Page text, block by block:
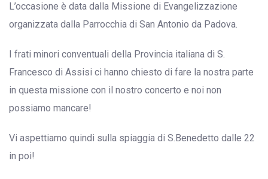
L’occasione è data dalla Missione di Evangelizzazione
organizzata dalla Parrocchia di San Antonio da Padova.
I frati minori conventuali della Provincia italiana di S.
Francesco di Assisi ci hanno chiesto di fare la nostra parte
in questa missione con il nostro concerto e noi non
possiamo mancare!
Vi aspettiamo quindi sulla spiaggia di S.Benedetto dalle 22
in poi!